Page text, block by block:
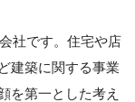
社です。住宅や店
建築に関する事業
を第一とした考え